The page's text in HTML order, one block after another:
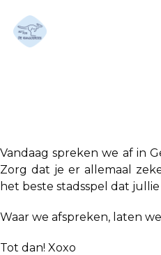
Vandaag spreken we af in
Zorg dat je er allemaal
het beste stadsspel dat
Waar we afspreken, laten
Tot dan! Xoxo